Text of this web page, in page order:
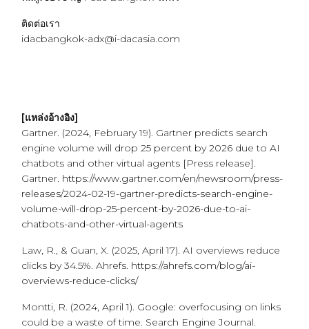
ติดต่อเรา
idacbangkok-adx@i-dacasia.com
[แหล่งอ้างอิง]
Gartner. (2024, February 19). Gartner predicts search
engine volume will drop 25 percent by 2026 due to AI
chatbots and other virtual agents [Press release].
Gartner. https://www.gartner.com/en/newsroom/press-
releases/2024-02-19-gartner-predicts-search-engine-
volume-will-drop-25-percent-by-2026-due-to-ai-
chatbots-and-other-virtual-agents
Law, R., & Guan, X. (2025, April 17). AI overviews reduce
clicks by 34.5%. Ahrefs. https://ahrefs.com/blog/ai-
overviews-reduce-clicks/
Montti, R. (2024, April 1). Google: overfocusing on links
could be a waste of time. Search Engine Journal.